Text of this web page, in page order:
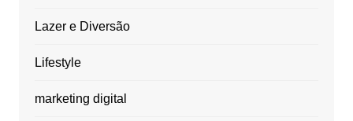
Lazer e Diversão
Lifestyle
marketing digital